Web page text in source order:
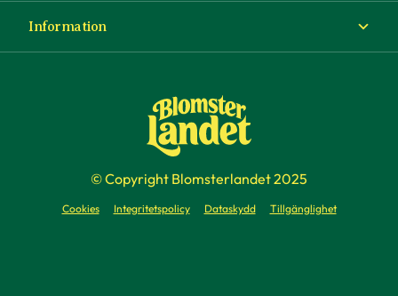
Information
Köp- och leveransvillkor
Företag
© Copyright Blomsterlandet 2025
Cookies Integritetspolicy Dataskydd Tillgänglighet